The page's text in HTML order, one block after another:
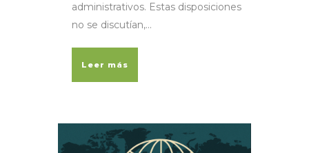
administrativos. Estas disposiciones
no se discutían,...
Leer más